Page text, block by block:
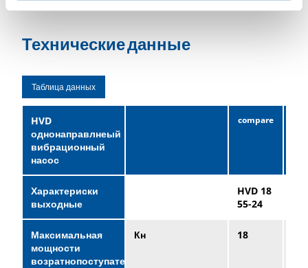
Технические данные
Таблица данных
HVD
однонаправлнеый
вибрационный
насос
Характериски
выходные
HVD 18
55-24
Максимальная
мощности
возратнопоступателная
Кн 18